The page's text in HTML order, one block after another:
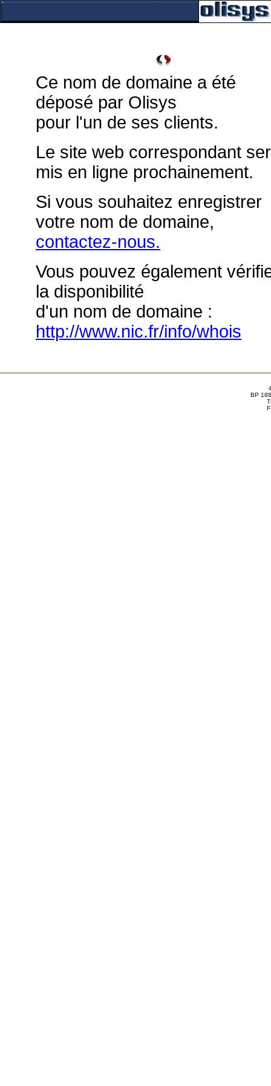
Ce nom de domaine a été
déposé par Olisys
pour l'un de ses clients.
Le site web correspondant
mis en ligne prochainement.
Si vous souhaitez enregistrer
votre nom de domaine,
contactez-nous.
Vous pouvez également
la disponibilité
d'un nom de domaine :
http://www.nic.fr/info/whois
BP